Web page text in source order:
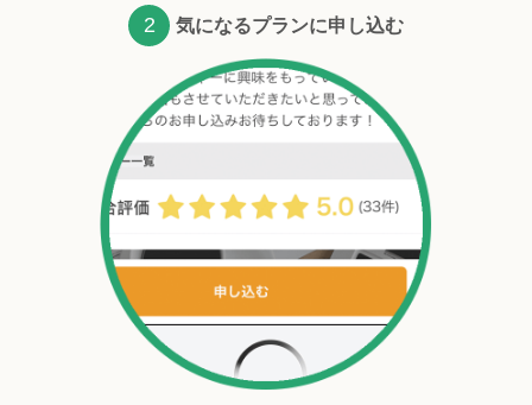
2 気になるプランに申し込む